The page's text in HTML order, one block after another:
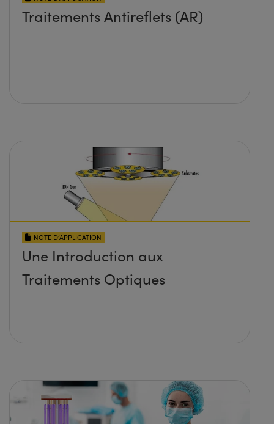
Traitements Antireflets (AR)
NOTE D’APPLICATION
Une Introduction aux
Traitements Optiques